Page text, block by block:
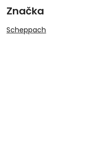
Značka
Scheppach